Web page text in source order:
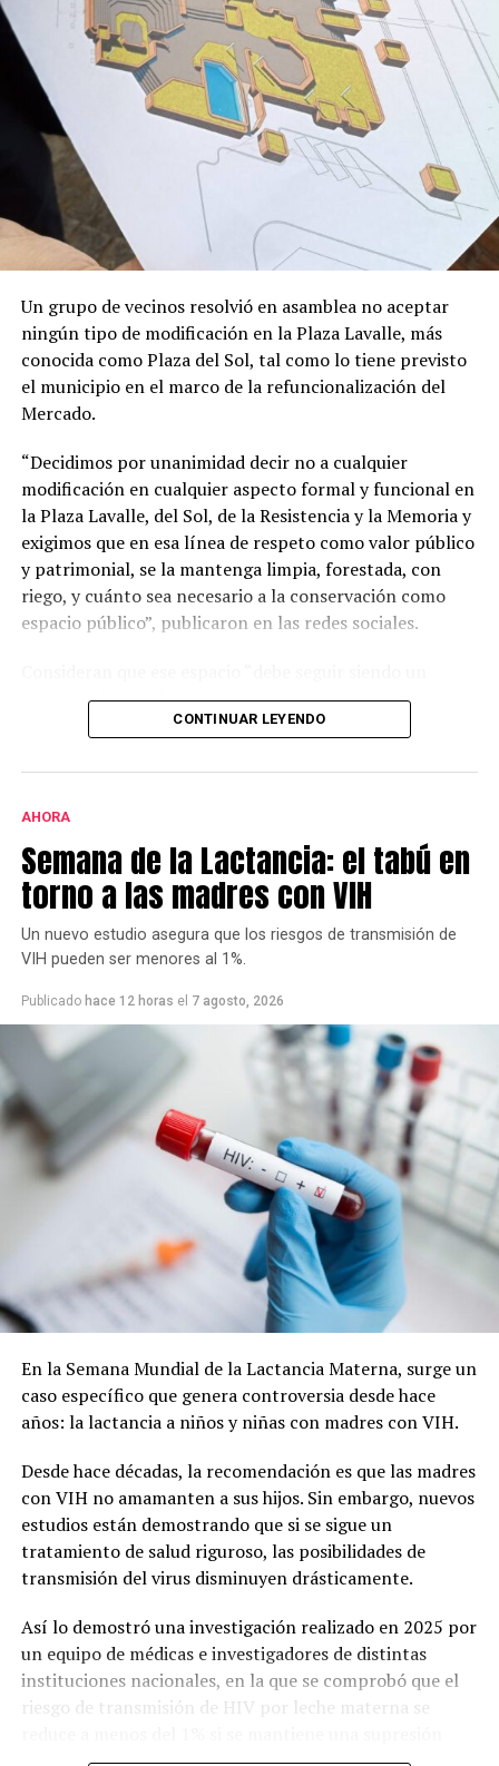
Chrestia y la doctora Cecilia Bouzat del Instituto de
Investigaciones Bioquímicas de Bahía Blanca (INIBIBB),
dependiente de la Universidad Nacional del Sur (UNS) y
el CONICET, y colaboradores internacionales de la
Universidad de Oxford y Oxford Brookes en
Inglaterra
Fue publicado en PNAS (Proceedings of the
National Academy of Sciences)
una de las revistas
científicas de mayor prestigio internacional. Editada por
la Academia Nacional de Ciencias de los Estados Unidos,
suele incluir investigaciones de alto impacto y ubicadas
Un grupo de vecinos resolvió en asamblea no aceptar
ningún tipo de modificación en la Plaza Lavalle, más
conocida como Plaza del Sol, tal como lo tiene previsto
el municipio en el marco de la refuncionalización del
Mercado.
“Decidimos por unanimidad decir no a cualquier
modificación en cualquier aspecto formal y funcional en
la Plaza Lavalle, del Sol, de la Resistencia y la Memoria y
exigimos que en esa línea de respeto como valor público
y patrimonial, se la mantenga limpia, forestada, con
riego, y cuánto sea necesario a la conservación como
espacio público”, publicaron en las redes sociales.
espacio público identitario y no un proyecto
permanente de emprendimientos privados” y a tal fin
cantidad de firmas.
Este grupo ya se había opuesto al proyecto bajo la
gestión de Héctor Gay y ahora de Federico Susbielles.
El principal fundamento es que rechazan la extracción
de árboles, pero también aseguran que las
modificaciones van a borrar la historia.
Cabe recordar que la refuncionalización del Mercado
Municipal incluye modificaciones en la plaza, a fin de
lograr una mancomunión entre los dos espacios y que el
La nota que presentaron los vecinos:
CONTINUAR LEYENDO
AHORA
Semana de la Lactancia: el tabú en
torno a las madres con VIH
Un nuevo estudio asegura que los riesgos de transmisión de
VIH pueden ser menores al 1%.
Publicado hace 12 horas el 7 agosto, 2026
En la Semana Mundial de la Lactancia Materna, surge un
caso específico que genera controversia desde hace
años: la lactancia a niños y niñas con madres con VIH.
Desde hace décadas, la recomendación es que las madres
con VIH no amamanten a sus hijos. Sin embargo, nuevos
estudios están demostrando que si se sigue un
tratamiento de salud riguroso, las posibilidades de
transmisión del virus disminuyen drásticamente.
Así lo demostró una investigación realizado en 2025 por
un equipo de médicas e investigadores de distintas
instituciones nacionales, en la que se comprobó que el
riesgo de transmisión de HIV por leche materna se
virológica consistente.